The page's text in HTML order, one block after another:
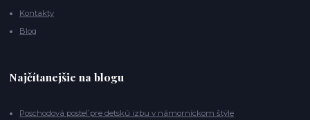
Kontakty
Blog
Najčítanejšie na blogu
Poschodová posteľ pre detskú izbu v námorníckom štýle